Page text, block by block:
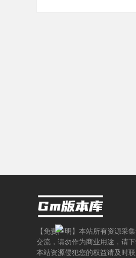
【免责声明】本站所有资源采
交流，请勿作为商业用途，请
本站资源侵犯您的权益请及时